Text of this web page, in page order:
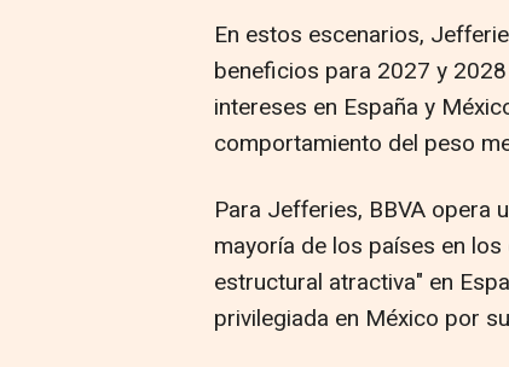
En estos escenarios,
beneficios para 2027 y
intereses en España y
comportamiento del peso
Para Jefferies, BBVA opera
mayoría de los países en
estructural atractiva" en
privilegiada en México por